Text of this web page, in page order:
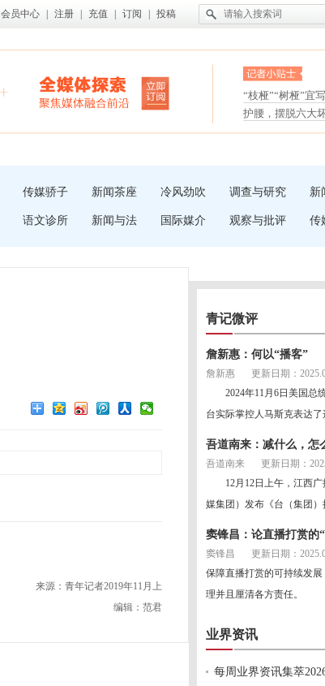
会员中心 注册 充值 订阅 投稿
眼白变红或是结
“枝桠”“树桠”宜
夏天缓解疲劳有
护腰，摆脱六大
受伤了冰敷还是
传媒骄子 新闻茶座 冷风劲吹 调查与研究 新
语文诊所 新闻与法 国际媒介 观察与批评 传
来源：青年记者2019年11月上
编辑：范君
青记微评
詹新惠：何以“播客”
詹新惠
更新日期：
2024年11月6日美国总
台实际掌控人马斯克表达
吾道南来：减什么，怎
吾道南来
更新日期：
12月12日上午，江西广
媒集团）发布《台（集团）
窦锋昌：论直播打赏的
窦锋昌
更新日期：
保障直播打赏的可持续发
理并且厘清各方责任。
业界资讯
每周业界资讯集萃